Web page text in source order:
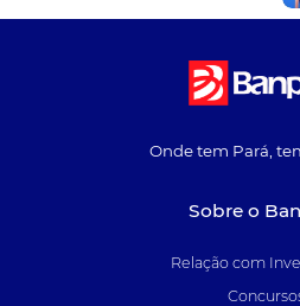
Onde tem Pará,
Sobre o
Relação com